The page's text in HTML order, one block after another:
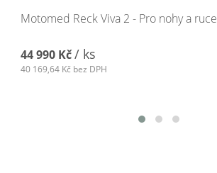
Motomed Reck Viva 2 - Pro nohy a ruce
44 990 Kč/ ks
40 169,64 Kč bez DPH